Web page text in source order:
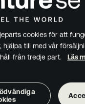
cookies för att
till med vår
från tredje part. Läs